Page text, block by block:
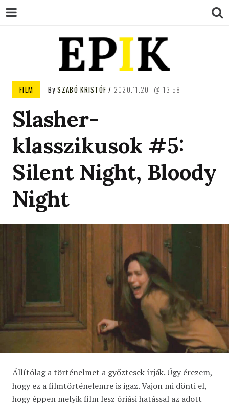
EPIK
FILM BySZABÓ KRISTÓF 2020.11.20. 13:58
Slasher-
klasszikusok #5:
Silent Night, Bloody
Night
Állítólag a történelmet a győztesek írják. Úgy érezem,
hogy ez a filmtörténelemre is igaz. Vajon mi dönti el,
hogy éppen melyik film lesz óriási hatással az adott